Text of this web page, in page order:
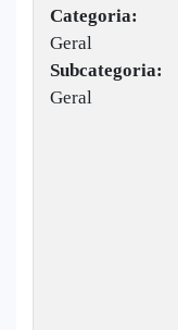
Categoria:
Geral
Subcategoria:
Geral